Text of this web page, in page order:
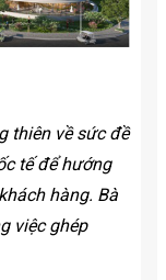
thiên về sức đề
tế để hướng
hàng. Bà
việc ghép